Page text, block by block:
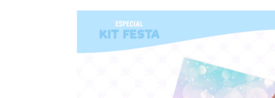
BOLO